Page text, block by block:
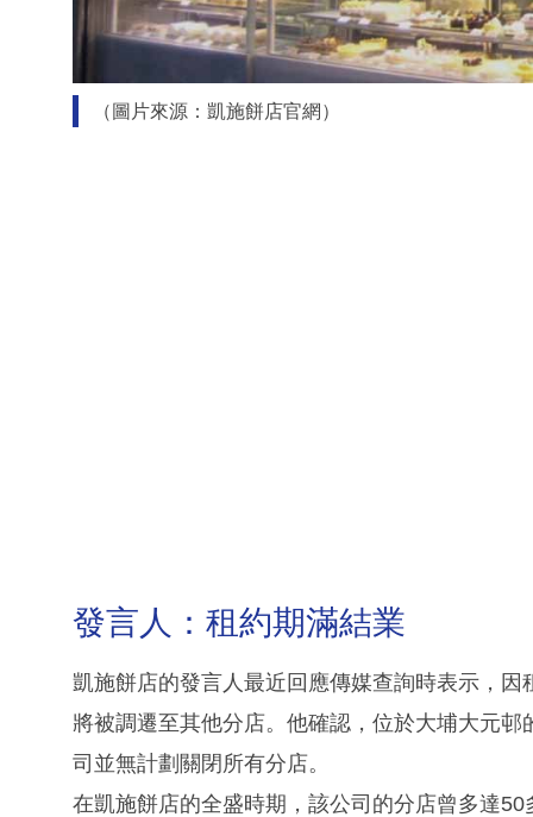
（圖片來源：凱施餅店官網）
發言人：租約期滿結業
凱施餅店的發言人最近回應傳媒查詢時表示，
將被調遷至其他分店。他確認，位於大埔大元
司並無計劃關閉所有分店。
在凱施餅店的全盛時期，該公司的分店曾多達